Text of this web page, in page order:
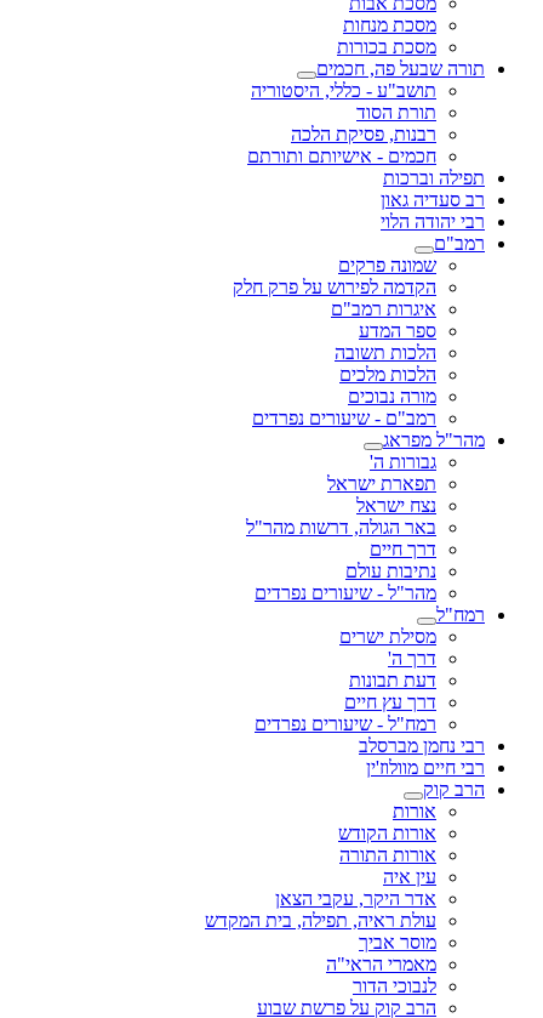
מסכת מנחות
מסכת בכורות
תורה שבעל פה, חכמים
תושב"ע - כללי, היסטוריה
תורת הסוד
רבנות, פסיקת הלכה
חכמים - אישיותם ותורתם
תפילה וברכות
רב סעדיה גאון
רבי יהודה הלוי
רמב"ם
שמונה פרקים
הקדמה לפירוש על פרק חלק
איגרות רמב"ם
ספר המדע
הלכות תשובה
הלכות מלכים
מורה נבוכים
רמב"ם - שיעורים נפרדים
מהר"ל מפראג
גבורות ה'
תפארת ישראל
נצח ישראל
באר הגולה, דרשות מהר"ל
דרך חיים
נתיבות עולם
מהר"ל - שיעורים נפרדים
רמח"ל
מסילת ישרים
דרך ה'
דעת תבונות
דרך עץ חיים
רמח"ל - שיעורים נפרדים
רבי נחמן מברסלב
רבי חיים מוולוז'ין
הרב קוק
אורות
אורות הקודש
אורות התורה
עין איה
אדר היקר, עקבי הצאן
עולת ראיה, תפילה, בית המקדש
מוסר אביך
מאמרי הראי"ה
לנבוכי הדור
הרב קוק על פרשת שבוע